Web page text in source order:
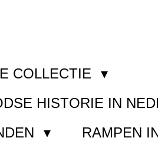
COLLECTIE
HISTORIE IN
RAMPEN